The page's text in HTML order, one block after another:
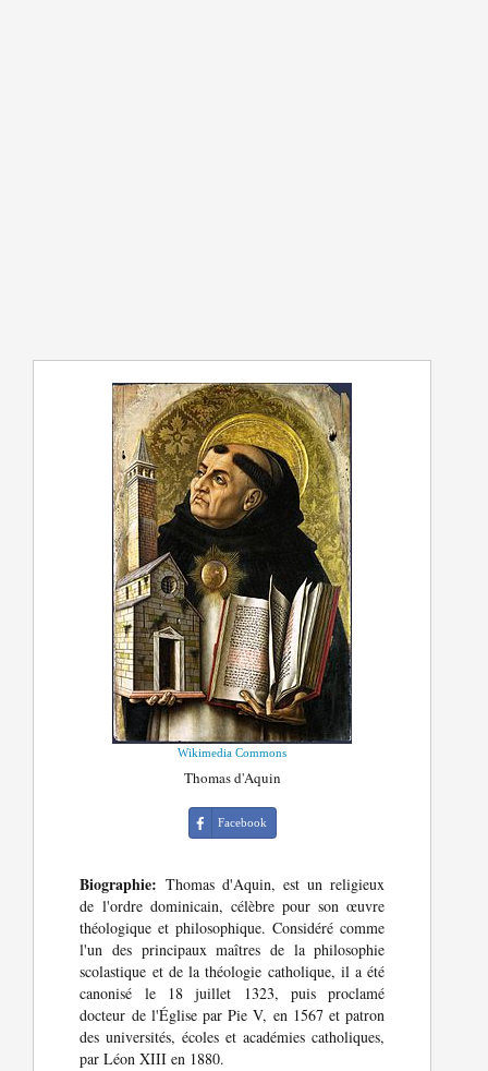
Wikimedia Commons
Thomas d'Aquin
Facebook
Biographie: Thomas d'Aquin, est un religieux
de l'ordre dominicain, célèbre pour son œuvre
théologique et philosophique. Considéré comme
l'un des principaux maîtres de la philosophie
scolastique et de la théologie catholique, il a été
canonisé le 18 juillet 1323, puis proclamé
docteur de l'Église par Pie V, en 1567 et patron
des universités, écoles et académies catholiques,
par Léon XIII en 1880.